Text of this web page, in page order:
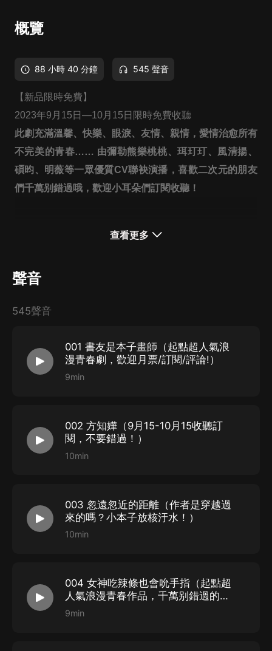
概覽
88 小時 40 分鐘 545 聲音
【新品限時免費】
2023年9月15日—10月15日限時免費收聽
此劇充滿溫馨、快樂、眼淚、友情、親情，愛情治愈所有
不完美的青春…… 由彌勒熊樂桃桃、珥玎玎、風清揚、
碩昀、明薇等一眾優質CV聯袂演播，喜歡二次元的朋友
們千萬别錯過哦，歡迎小耳朵們訂閱收聽！
“喜歡姐姐系的女孩子嗎？有趣～”
起。
個眼神，甚至是邁出的每一步，其實都是經過精心策劃過
蘇鬆屹是一名輕小說作家，他瞞著所有人，在書里記錄下
了自己想說的情話，不曾想她早已發現，並一直在暗中追
【購買須知】
何第三方平臺傳播，違者將追究其法律責任。
、如在充值／購買環節遇到問題，您可通過頁面右上方
按鈕，將頁面分享至微信內使用微信支付完成購買。
第一步：您可在喜馬拉雅APP【賬號-聯系客服】中谘詢
在線客服；
線客服】谘詢在線客服；
第三步：如果在線客服都未取得聯系，也可撥打客服電
查看更多
聲音
545聲音
001 書友是本子畫師（起點超人氣浪
漫青春劇，歡迎月票/訂閱/評論!）
9min
002 方知嬅（9月15-10月15收聽訂
閱，不要錯過！）
10min
003 忽遠忽近的距離（作者是穿越過
來的嗎？小本子放核汙水！）
10min
004 女神吃辣條也會吮手指（起點超
人氣浪漫青春作品，千萬别錯過的優
秀佳作！）
9min